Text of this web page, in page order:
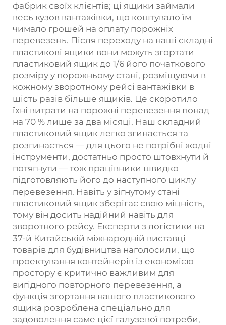
фабрик своїх клієнтів; ці ящики займали
весь кузов вантажівки, що коштувало їм
чимало грошей на оплату порожніх
перевезень. Після переходу на наші складні
пластикові ящики вони можуть згортати
пластиковий ящик до 1/6 його початкового
розміру у порожньому стані, розміщуючи в
кожному зворотному рейсі вантажівки в
шість разів більше ящиків. Це скоротило
їхні витрати на порожні перевезення понад
на 70 % лише за два місяці. Наш складний
пластиковий ящик легко згинається та
розгинається — для цього не потрібні жодні
інструменти, достатньо просто штовхнути й
потягнути — тож працівники швидко
підготовляють його до наступного циклу
перевезення. Навіть у зігнутому стані
пластиковий ящик зберігає свою міцність,
тому він досить надійний навіть для
зворотного рейсу. Експерти з логістики на
37-й Китайській міжнародній виставці
товарів для будівництва наголосили, що
проектування контейнерів із економією
простору є критично важливим для
вигідного повторного перевезення, а
функція згортання нашого пластикового
ящика розроблена спеціально для
задоволення саме цієї галузевої потреби,